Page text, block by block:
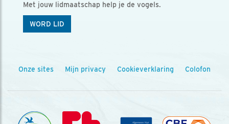
Met jouw lidmaatschap help je de vogels.
WORD LID
Onze sites Mijn privacy Cookieverklaring Colofon